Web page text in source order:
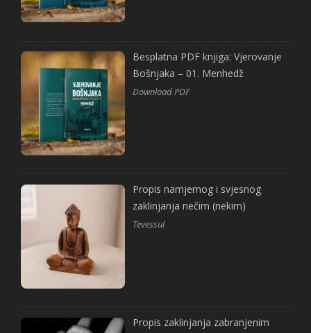
Besplatna PDF knjiga: Vjerovanje
Bošnjaka – 01. Menhedž
Download PDF
Propis namjernog i svjesnog
zaklinjanja nečim (nekim)
Tevessul
Propis zaklinjanja zabranjenim